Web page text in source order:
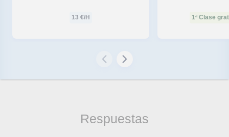
13 €/H 1ª Clase
Respuestas